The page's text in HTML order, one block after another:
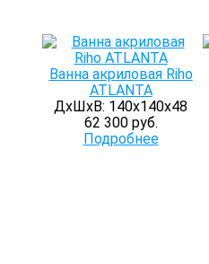
Ванна акриловая Riho
ATLANTA
ДхШхВ: 140х140х48
62 300 руб.
Подробнее